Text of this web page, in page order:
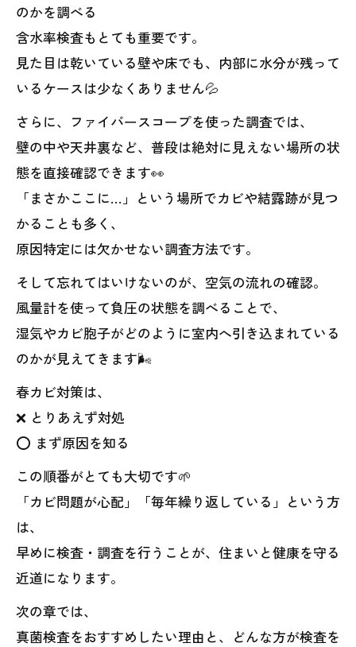
のかを調べる
含水率検査もとても重要です。
見た目は乾いている壁や床でも、内部に水分が残って
いるケースは少なくありません💦
さらに、ファイバースコープを使った調査では、
壁の中や天井裏など、普段は絶対に見えない場所の状
態を直接確認できます👀
「まさかここに…」という場所でカビや結露跡が見つ
かることも多く、
原因特定には欠かせない調査方法です。
そして忘れてはいけないのが、空気の流れの確認。
風量計を使って負圧の状態を調べることで、
湿気やカビ胞子がどのように室内へ引き込まれている
のかが見えてきます🌬️
春カビ対策は、
❌ とりあえず対処
⭕ まず原因を知る
この順番がとても大切です🌱
「カビ問題が心配」「毎年繰り返している」という方
は、
早めに検査・調査を行うことが、住まいと健康を守る
近道になります。
次の章では、
真菌検査をおすすめしたい理由と、どんな方が検査を